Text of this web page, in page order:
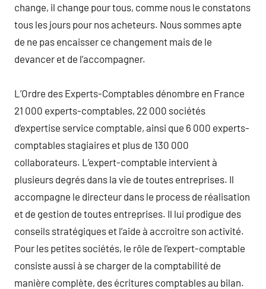
change, il change pour tous, comme nous le constatons
tous les jours pour nos acheteurs. Nous sommes apte
de ne pas encaisser ce changement mais de le
devancer et de l’accompagner.
L’Ordre des Experts-Comptables dénombre en France
21 000 experts-comptables, 22 000 sociétés
d’expertise service comptable, ainsi que 6 000 experts-
comptables stagiaires et plus de 130 000
collaborateurs. L’expert-comptable intervient à
plusieurs degrés dans la vie de toutes entreprises. Il
accompagne le directeur dans le process de réalisation
et de gestion de toutes entreprises. Il lui prodigue des
conseils stratégiques et l’aide à accroitre son activité.
Pour les petites sociétés, le rôle de l’expert-comptable
consiste aussi à se charger de la comptabilité de
manière complète, des écritures comptables au bilan.